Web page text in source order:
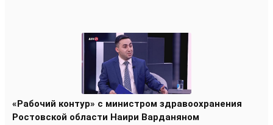
«Рабочий контур» с министром здравоохранения
Ростовской области Наири Варданяном